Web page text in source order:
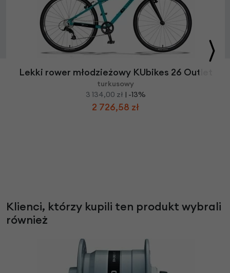
Lekki rower młodzieżowy KUbikes 26 Outlet
turkusowy
3 134,00 zł | -13%
2 726,58 zł
Klienci, którzy kupili ten produkt wybrali
również